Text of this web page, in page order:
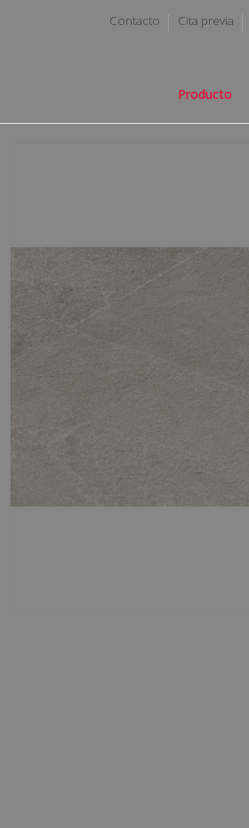
Contacto Cita previa
Producto